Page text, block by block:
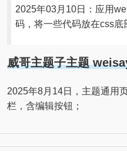
2025年03月10日：应用
码，将一些代码放在css
威哥主题子主题
2025年8月14日，主题通用
栏，含编辑按钮；